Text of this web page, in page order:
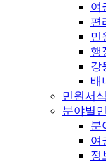
여
편
민
행
강
배
민원서
분야별
분
여
정